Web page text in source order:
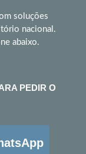
soluções
nacional.
abaixo.
PEDIR O